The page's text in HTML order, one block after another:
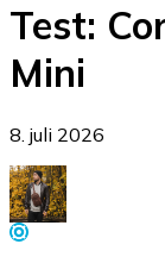
Test:
Mini
8. juli 2026